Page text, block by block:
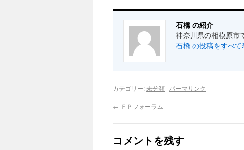
石橋 の紹介
神奈川県の相模原市
石橋 の投稿をすべて
カテゴリー:未分類 パーマリンク
← ＦＰフォーラム
コメントを残す